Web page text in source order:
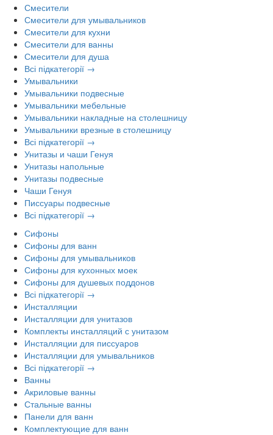
Смесители
Смесители для умывальников
Смесители для кухни
Смесители для ванны
Смесители для душа
Всі підкатегорії →
Умывальники
Умывальники подвесные
Умывальники мебельные
Умывальники накладные на столешницу
Умывальники врезные в столешницу
Всі підкатегорії →
Унитазы и чаши Генуя
Унитазы напольные
Унитазы подвесные
Чаши Генуя
Писсуары подвесные
Всі підкатегорії →
Сифоны
Сифоны для ванн
Сифоны для умывальников
Сифоны для кухонных моек
Сифоны для душевых поддонов
Всі підкатегорії →
Инсталляции
Инсталляции для унитазов
Комплекты инсталляций с унитазом
Инсталляции для писсуаров
Инсталляции для умывальников
Всі підкатегорії →
Ванны
Акриловые ванны
Стальные ванны
Панели для ванн
Комплектующие для ванн